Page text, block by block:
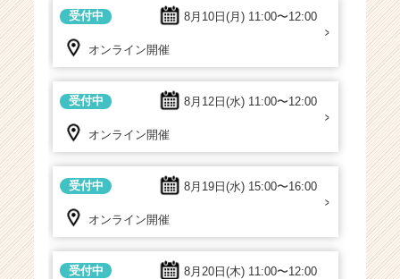
8月10日(月) 11:00〜12:00
受付中
オンライン開催
8月12日(水) 11:00〜12:00
受付中
オンライン開催
8月19日(水) 15:00〜16:00
受付中
オンライン開催
8月20日(木) 11:00〜12:00
受付中